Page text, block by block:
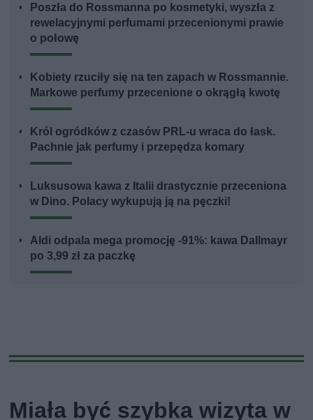
Poszła do Rossmanna po kosmetyki, wyszła z
rewelacyjnymi perfumami przecenionymi prawie
o połowę
Kobiety rzuciły się na ten zapach w Rossmannie.
Markowe perfumy przecenione o okrągłą kwotę
Król ogródków z czasów PRL-u wraca do łask.
Pachnie jak perfumy i przepędza komary
Luksusowa kawa z Italii drastycznie przeceniona
w Dino. Polacy wykupują ją na pęczki!
Aldi odpala mega promocję -91%: kawa Dallmayr
po 3,99 zł za paczkę
Miała być szybka wizyta w